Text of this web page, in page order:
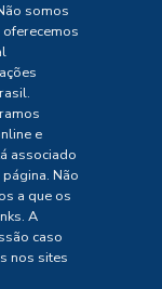
somos
e
associado
Não
a que os
A
caso
nos sites